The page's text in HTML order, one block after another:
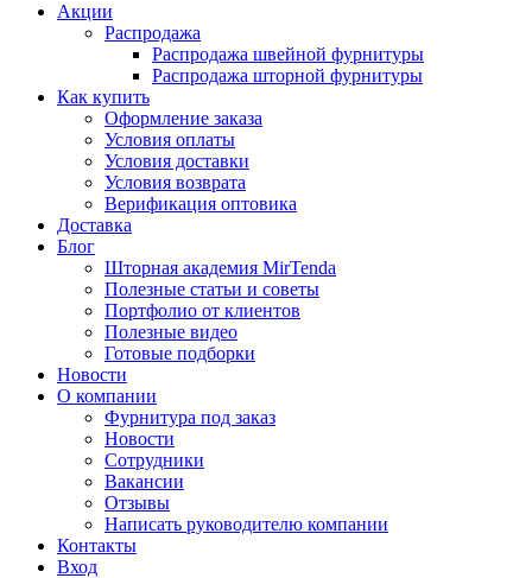
Акции
Распродажа
Распродажа швейной фурнитуры
Распродажа шторной фурнитуры
Как купить
Оформление заказа
Условия оплаты
Условия доставки
Условия возврата
Верификация оптовика
Доставка
Блог
Шторная академия MirTenda
Полезные статьи и советы
Портфолио от клиентов
Полезные видео
Готовые подборки
Новости
О компании
Фурнитура под заказ
Новости
Сотрудники
Вакансии
Отзывы
Написать руководителю компании
Контакты
Вход